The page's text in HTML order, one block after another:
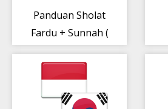
Panduan Sholat
Fardu + Sunnah (
Barokah )